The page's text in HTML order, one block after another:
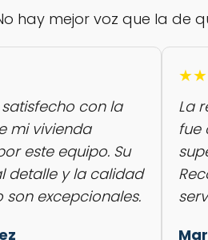
hay mejor voz que la de
con la
mi vivienda
este equipo. Su
detalle y la calidad
son excepcionales.
La
fue